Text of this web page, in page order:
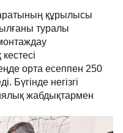
құрылысы
туралы
орта есеппен 250
Бүгінде негізгі
жабдықтармен